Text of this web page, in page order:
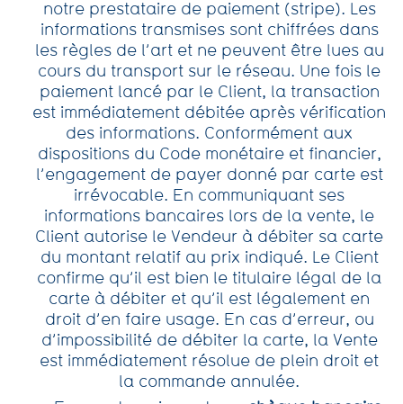
notre prestataire de paiement (stripe). Les
informations transmises sont chiffrées dans
les règles de l’art et ne peuvent être lues au
cours du transport sur le réseau. Une fois le
paiement lancé par le Client, la transaction
est immédiatement débitée après vérification
des informations. Conformément aux
dispositions du Code monétaire et financier,
l’engagement de payer donné par carte est
irrévocable. En communiquant ses
informations bancaires lors de la vente, le
Client autorise le Vendeur à débiter sa carte
du montant relatif au prix indiqué. Le Client
confirme qu’il est bien le titulaire légal de la
carte à débiter et qu’il est légalement en
droit d’en faire usage. En cas d’erreur, ou
d’impossibilité de débiter la carte, la Vente
est immédiatement résolue de plein droit et
la commande annulée.